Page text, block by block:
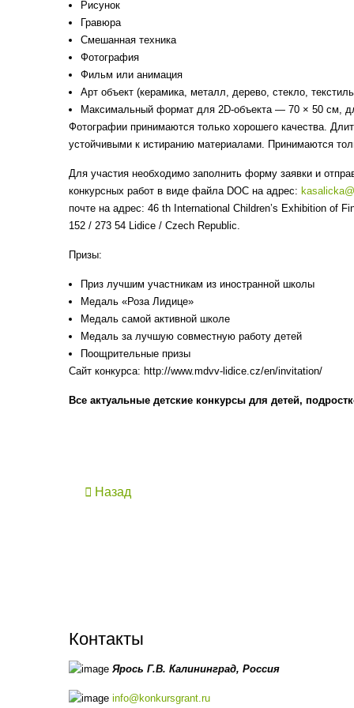
Рисунок
Гравюра
Смешанная техника
Фотография
Фильм или анимация
Арт объект (керамика, металл, дерево, стекло,
Максимальный формат для 2D-объекта — 70 × 50 см,
Фотографии принимаются только хорошего качества.
устойчивыми к истиранию материалами. Принимаются
Для участия необходимо заполнить форму заявки и
конкурсных работ в виде файла DOC на адрес:
почте на адрес: 46 th International Children’s Exhibition of
152 / 273 54 Lidice / Czech Republic.
Призы:
Приз лучшим участникам из иностранной школы
Медаль «Роза Лидице»
Медаль самой активной школе
Медаль за лучшую совместную работу детей
Поощрительные призы
Сайт конкурса: http://www.mdvv-lidice.cz/en/invitation/
Все актуальные детские конкурсы для детей,
Назад
Контакты
Ярось Г.В. Калининград, Россия
info@konkursgrant.ru